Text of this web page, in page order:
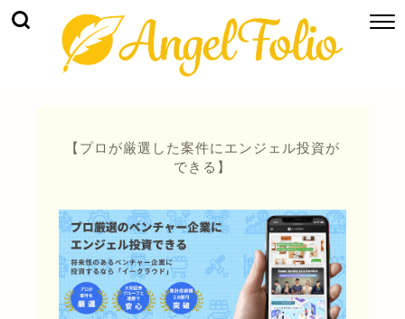
【プロが厳選した案件にエンジェル投資が
できる】